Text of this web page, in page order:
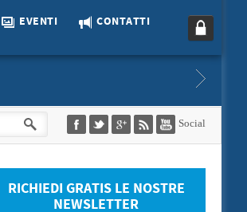
EVENTI CONTATTI
ACCORDO TERRITORIALE COMUNE
Accordo Città Sant'Angelo
Social
RICHIEDI GRATIS LE NOSTRE
NEWSLETTER